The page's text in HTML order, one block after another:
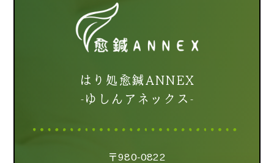
はり処愈鍼ANNEX
-ゆしんアネックス-
〒980-0822